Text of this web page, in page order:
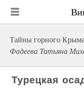
Тайны горного Крыма
Фадеева Татьяна
Турецкая